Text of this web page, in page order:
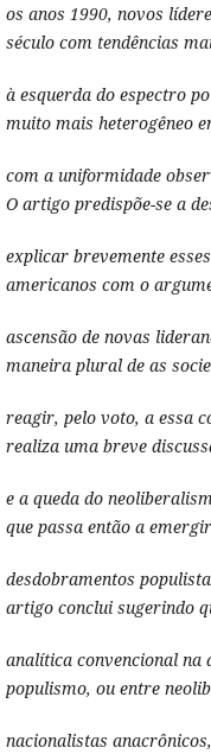
os anos 1990, novos
século com tendências
à esquerda do espectro
muito mais heterogêneo
com a uniformidade
O artigo predispõe-se a
explicar brevemente
americanos com o
ascensão de novas
maneira plural de as
reagir, pelo voto, a essa
realiza uma breve
e a queda do
que passa então a
desdobramentos
artigo conclui sugerindo
analítica convencional
populismo, ou entre
nacionalistas